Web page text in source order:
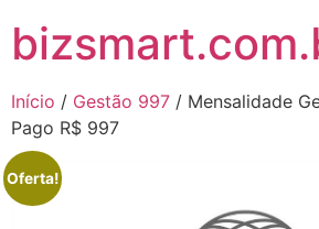
Início / Gestão 997 / Mensalidade
Pago R$ 997
Oferta!